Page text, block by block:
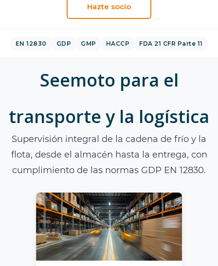
Hazte socio
EN 12830 GDP GMP HACCP FDA 21 CFR Parte 11
Seemoto para el
transporte y la logística
Supervisión integral de la cadena de frío y la
flota, desde el almacén hasta la entrega, con
cumplimiento de las normas GDP EN 12830.